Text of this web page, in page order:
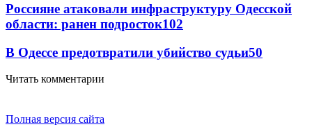
Россияне атаковали инфраструктуру Одесской
области: ранен подросток102
В Одессе предотвратили убийство судьи50
Читать комментарии
Полная версия сайта